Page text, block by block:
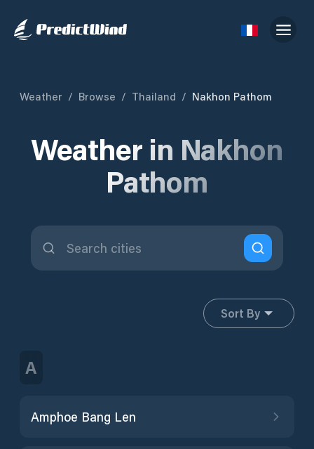
Weather / Browse / Thailand / Nakhon Pathom
Weather in Nakhon
Pathom
Sort By
A
Amphoe Bang Len